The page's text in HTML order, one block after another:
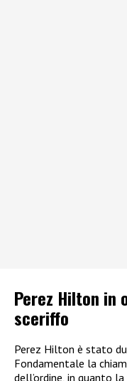
Perez Hilton in
sceriffo
Perez Hilton è stato
Fondamentale la
dell’ordine, in quanto